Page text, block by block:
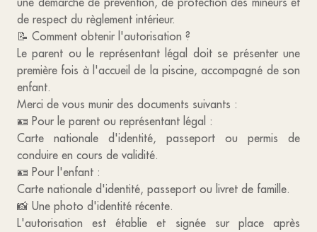
de respect du règlement intérieur.
📝 Comment obtenir l'autorisation ?
Le parent ou le représentant légal doit se présenter une
première fois à l'accueil de la piscine, accompagné de son
enfant.
Merci de vous munir des documents suivants :
🪪 Pour le parent ou représentant légal :
Carte nationale d'identité, passeport ou permis de
conduire en cours de validité.
🪪 Pour l'enfant :
Carte nationale d'identité, passeport ou livret de famille.
📸 Une photo d'identité récente.
L'autorisation est établie et signée sur place après